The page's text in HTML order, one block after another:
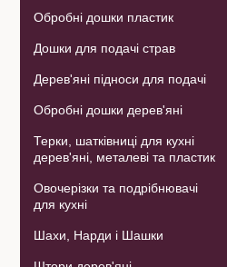
Обробні дошки пластик
Дошки для подачі страв
Дерев'яні підноси для подачі
Обробні дошки дерев'яні
Терки, шатківниці для кухні
дерев'яні, металеві та пластик
Овочерізки та подрібнювачі
для кухні
Шахи, Нарди і Шашки